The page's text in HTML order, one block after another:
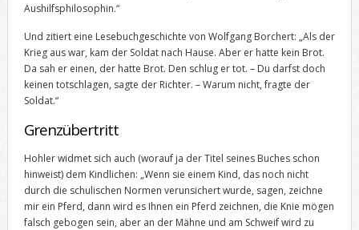
Aushilfsphilosophin.“
Und zitiert eine Lesebuchgeschichte von Wolfgang Borchert: „Als der
Krieg aus war, kam der Soldat nach Hause. Aber er hatte kein Brot.
Da sah er einen, der hatte Brot. Den schlug er tot. – Du darfst doch
keinen totschlagen, sagte der Richter. – Warum nicht, fragte der
Soldat.“
Grenzübertritt
Hohler widmet sich auch (worauf ja der Titel seines Buches schon
hinweist) dem Kindlichen: „Wenn sie einem Kind, das noch nicht
durch die schulischen Normen verunsichert wurde, sagen, zeichne
mir ein Pferd, dann wird es Ihnen ein Pferd zeichnen, die Knie mögen
falsch gebogen sein, aber an der Mähne und am Schweif wird zu